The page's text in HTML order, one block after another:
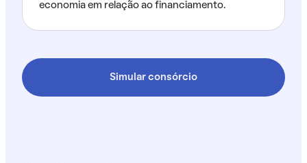
economia em relação ao financiamento.
Simular consórcio